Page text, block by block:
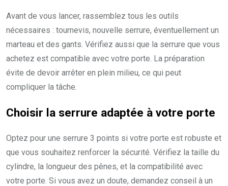
Avant de vous lancer, rassemblez tous les outils
nécessaires : tournevis, nouvelle serrure, éventuellement un
marteau et des gants. Vérifiez aussi que la serrure que vous
achetez est compatible avec votre porte. La préparation
évite de devoir arrêter en plein milieu, ce qui peut
compliquer la tâche.
Choisir la serrure adaptée à votre porte
Optez pour une serrure 3 points si votre porte est robuste et
que vous souhaitez renforcer la sécurité. Vérifiez la taille du
cylindre, la longueur des pênes, et la compatibilité avec
votre porte. Si vous avez un doute, demandez conseil à un